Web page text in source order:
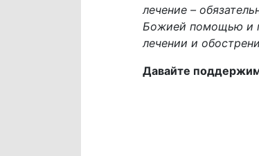
лечение –
Божией помощью и
лечении и
Давайте